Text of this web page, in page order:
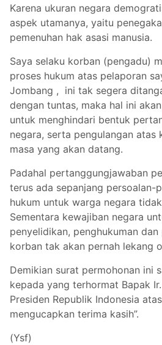
Karena ukuran negara
aspek utamanya, yaitu
pemenuhan hak asasi manusia.
Saya selaku korban (pengadu)
proses hukum atas pelaporan
Jombang , ini tak segera
dengan tuntas, maka hal ini
untuk menghindari bentuk
negara, serta pengulangan atas
masa yang akan datang.
Padahal pertanggungjawaban
terus ada sepanjang persoalan-
hukum untuk warga negara
Sementara kewajiban negara
penyelidikan, penghukuman
korban tak akan pernah lekang
Demikian surat permohonan ini
kepada yang terhormat Bapak
Presiden Republik Indonesia
mengucapkan terima kasih”.
(Ysf)